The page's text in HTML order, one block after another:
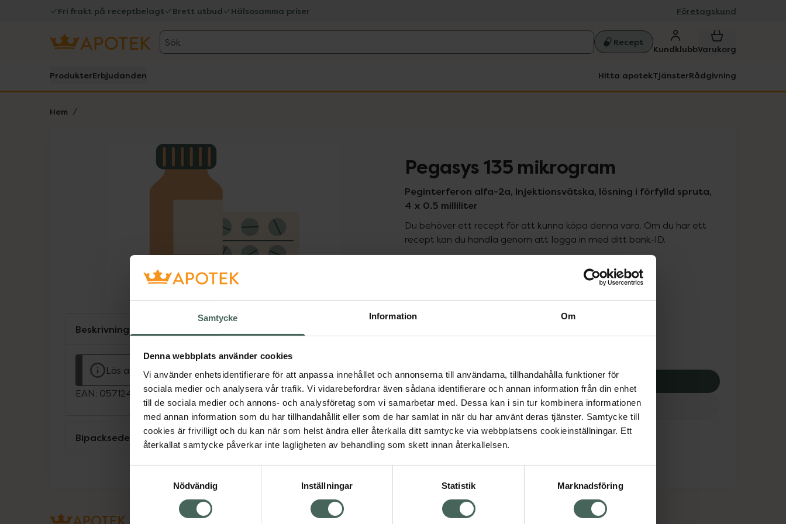
Samtycke Information Om
Denna webbplats använder cookies
Vi använder enhetsidentifierare för att anpassa innehållet och annonserna till användarna, tillhandahålla funktioner för
sociala medier och analysera vår trafik. Vi vidarebefordrar även sådana identifierare och annan information från din enhet
till de sociala medier och annons- och analysföretag som vi samarbetar med. Dessa kan i sin tur kombinera informationen
med annan information som du har tillhandahållit eller som de har samlat in när du har använt deras tjänster. Samtycke till
cookies är frivilligt och du kan när som helst ändra eller återkalla ditt samtycke via webbplatsens cookieinställningar. Ett
återkallat samtycke påverkar inte lagligheten av behandling som skett innan återkallelsen.
Nödvändig
Inställningar Statistik Marknadsföring
Fri frakt på receptbelagt Brett utbud Hälsosamma priser Företagskund
Sök Recept
KundklubbVarukorg
ProdukterErbjudanden Hitta apotekTjänsterRådgivning
Hem
Lista: . Innehåller 1 objekt. Pegasys 135 mikrogram
Peginterferon alfa-2a, Injektionsvätska, lösning i förfylld spruta,
4 x 0.5 milliliter
Du behöver ett recept för att kunna köpa denna vara. Om du har ett
recept kan du handla genom att logga in med ditt bank-ID.
Pris med recept
6807,10 kr
Köp via ditt recept
Aktuella erbjudanden
Beskrivning
Läs alltid bipacksedeln innan användning.
EAN: 05712440002661
Bipacksedel från FASS Visa
Om recept och läkemedel